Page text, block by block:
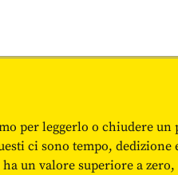
per leggerlo o chiudere un
ci sono tempo, dedizione
un valore superiore a zero,